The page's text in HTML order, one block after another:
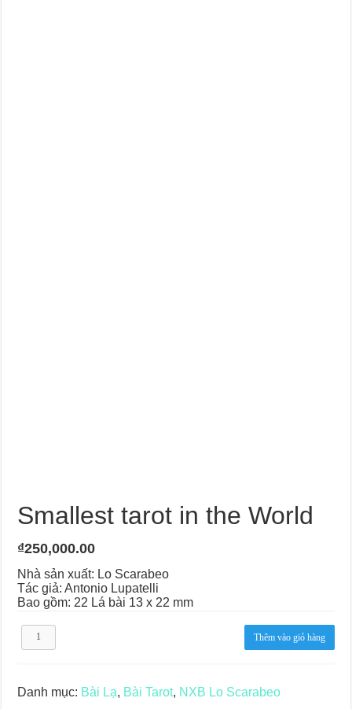
Smallest tarot in the World
₫250,000.00
Nhà sản xuất: Lo Scarabeo
Tác giả: Antonio Lupatelli
Bao gồm: 22 Lá bài 13 x 22 mm
Smallest
World
Thêm vào giỏ hàng
Danh mục: Bài Lạ, Bài Tarot, NXB Lo Scarabeo